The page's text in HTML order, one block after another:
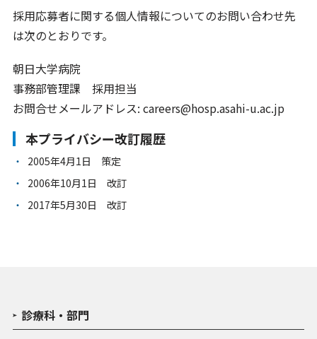
採用応募者に関する個人情報についてのお問い合わせ先
は次のとおりです。
朝日大学病院
事務部管理課 採用担当
お問合せメールアドレス: careers hosp.asahi-u.ac.jp
本プライバシー改訂履歴
2005年4月1日 策定
2006年10月1日 改訂
2017年5月30日 改訂
診療科・部門